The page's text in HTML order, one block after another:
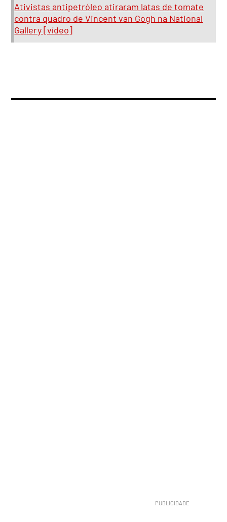
Ativistas antipetróleo atiraram latas de tomate
contra quadro de Vincent van Gogh na National
Gallery [vídeo]